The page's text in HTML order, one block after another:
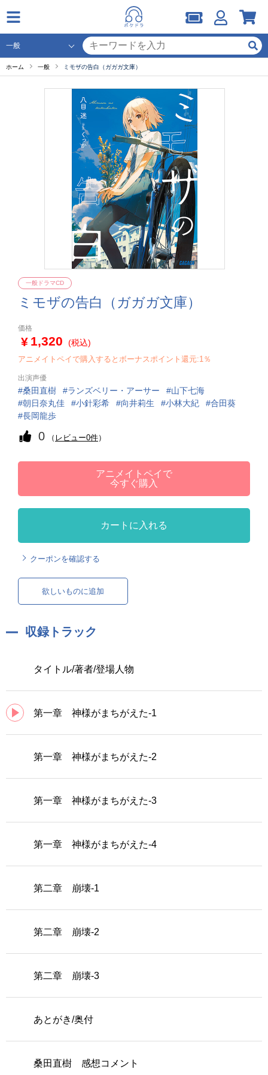
ホーム 一般 ミモザの告白（ガガガ文庫）
ミモザの告白（ガガガ文庫）
一般ドラマCD
価格
1,320 (税込)
アニメイトペイで購入するとボーナスポイント還元:1％
出演声優
桑田直樹 ランズベリー・アーサー
山下七海
朝日奈丸佳
小針彩希 向井莉生 小林大紀
合田葵
長岡龍歩
0 （ レビュー0件）
アニメイトペイで
今すぐ購入
カートに入れる
クーポンを確認する
欲しいものに追加
収録トラック
タイトル/著者/登場人物
第一章 神様がまちがえた-1
第一章 神様がまちがえた-2
第一章 神様がまちがえた-3
第一章 神様がまちがえた-4
第二章 崩壊-1
第二章 崩壊-2
第二章 崩壊-3
あとがき/奥付
桑田直樹 感想コメント